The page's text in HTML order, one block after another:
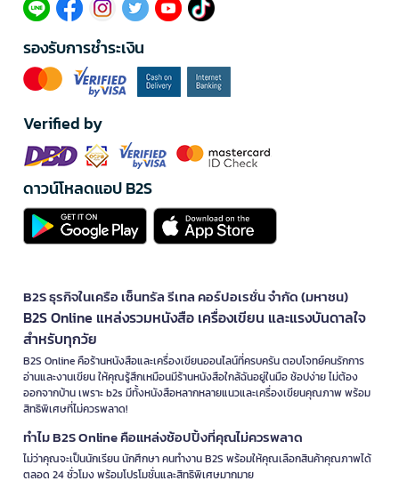
รองรับการชำระเงิน
Verified by
ดาวน์โหลดแอป B2S
B2S ธุรกิจในเครือ เซ็นทรัล รีเทล คอร์ปอเรชั่น จำกัด (มหาชน)
B2S Online แหล่งรวมหนังสือ เครื่องเขียน และแรงบันดาลใจ
สำหรับทุกวัย
B2S Online คือร้านหนังสือและเครื่องเขียนออนไลน์ที่ครบครัน ตอบโจทย์คนรักการ
อ่านและงานเขียน ให้คุณรู้สึกเหมือนมีร้านหนังสือใกล้ฉันอยู่ในมือ ช้อปง่าย ไม่ต้อง
ออกจากบ้าน เพราะ b2s มีทั้งหนังสือหลากหลายแนวและเครื่องเขียนคุณภาพ พร้อม
สิทธิพิเศษที่ไม่ควรพลาด!
ทำไม B2S Online คือแหล่งช้อปปิ้งที่คุณไม่ควรพลาด
ไม่ว่าคุณจะเป็นนักเรียน นักศึกษา คนทำงาน B2S พร้อมให้คุณเลือกสินค้าคุณภาพได้
ตลอด 24 ชั่วโมง พร้อมโปรโมชั่นและสิทธิพิเศษมากมาย